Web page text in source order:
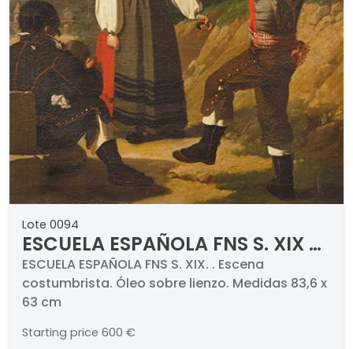
Lote 0094
ESCUELA ESPAÑOLA FNS S. XIX -
Escena costumbrista
ESCUELA ESPAÑOLA FNS S. XIX. . Escena
costumbrista. Óleo sobre lienzo. Medidas 83,6 x
63 cm
Starting price 600 €